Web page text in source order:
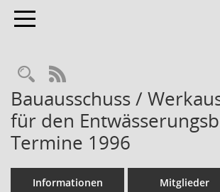
Toggle navigation
Rechercheauswahl
RSS-Feed
Bauausschuss /
für den
Termine 1996
Informationen Mitglieder